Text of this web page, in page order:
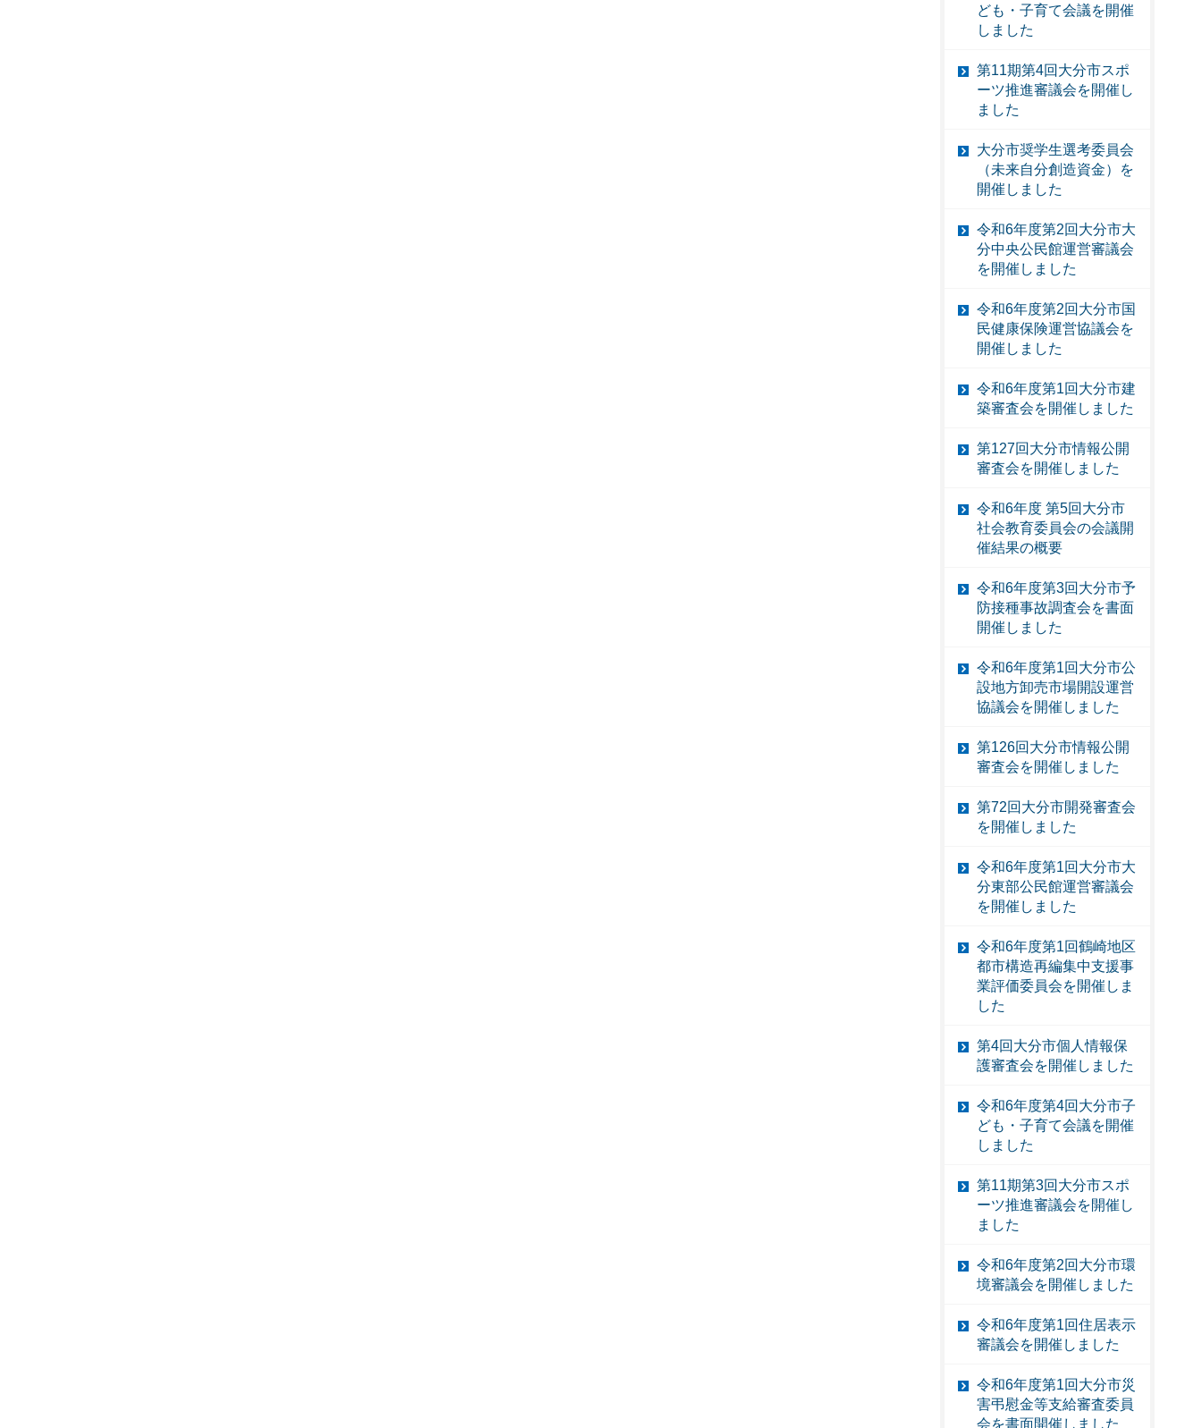
ども・子育て会議を開催
しました
第11期第4回大分市スポ
ーツ推進審議会を開催し
ました
大分市奨学生選考委員会
（未来自分創造資金）を
開催しました
令和6年度第2回大分市大
分中央公民館運営審議会
を開催しました
令和6年度第2回大分市国
民健康保険運営協議会を
開催しました
令和6年度第1回大分市建
築審査会を開催しました
第127回大分市情報公開
審査会を開催しました
令和6年度 第5回大分市
社会教育委員会の会議開
催結果の概要
令和6年度第3回大分市予
防接種事故調査会を書面
開催しました
令和6年度第1回大分市公
設地方卸売市場開設運営
協議会を開催しました
第126回大分市情報公開
審査会を開催しました
第72回大分市開発審査会
を開催しました
令和6年度第1回大分市大
分東部公民館運営審議会
を開催しました
令和6年度第1回鶴崎地区
都市構造再編集中支援事
業評価委員会を開催しま
した
第4回大分市個人情報保
護審査会を開催しました
令和6年度第4回大分市子
ども・子育て会議を開催
しました
第11期第3回大分市スポ
ーツ推進審議会を開催し
ました
令和6年度第2回大分市環
境審議会を開催しました
令和6年度第1回住居表示
審議会を開催しました
令和6年度第1回大分市災
害弔慰金等支給審査委員
会を書面開催しました